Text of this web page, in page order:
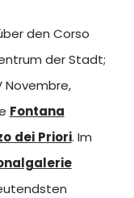
den Corso
der Stadt;
Novembre,
Fontana
dei Priori. Im